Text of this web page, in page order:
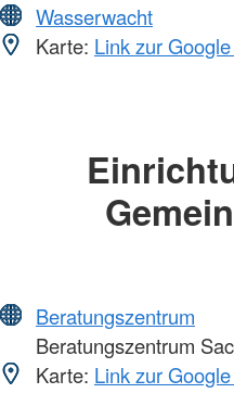
Wasserwacht
Karte: Link zur
Beratungszentrum
Beratungszentrum
Karte: Link zur